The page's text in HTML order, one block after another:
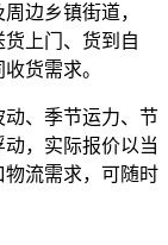
边乡镇街道，
上门、货到自
货需求。
、季节运力、节
，实际报价以当
物流需求，可随时